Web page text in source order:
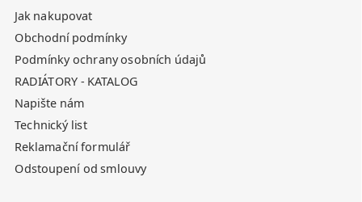
Jak nakupovat
Obchodní podmínky
Podmínky ochrany osobních údajů
RADIÁTORY - KATALOG
Napište nám
Technický list
Reklamační formulář
Odstoupení od smlouvy